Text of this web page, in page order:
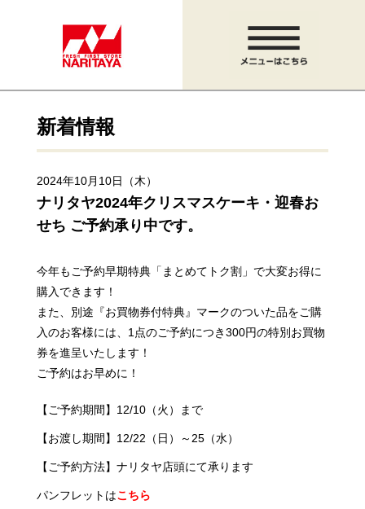
新着情報
2024年10月10日（木）
ナリタヤ2024年クリスマスケーキ・迎春お
せち ご予約承り中です。
今年もご予約早期特典「まとめてトク割」で大変お得に
購入できます！
また、別途『お買物券付特典』マークのついた品をご購
入のお客様には、1点のご予約につき300円の特別お買物
券を進呈いたします！
ご予約はお早めに！
【ご予約期間】12/10（火）まで
【お渡し期間】12/22（日）～25（水）
【ご予約方法】ナリタヤ店頭にて承ります
パンフレットはこちら